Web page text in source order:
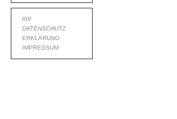
/////
DATENSCHUTZ
ERKLÄRUNG
IMPRESSUM